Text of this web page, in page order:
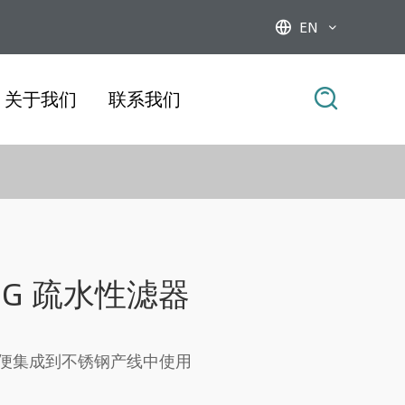
 EN 
关于我们 联系我们 
疏水性滤器
集成到不锈钢产线中使用